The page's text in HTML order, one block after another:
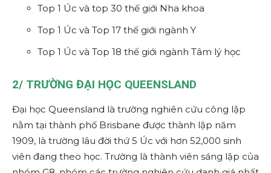
Top 1 Úc và top 30 thế giới Nha khoa
Top 1 Úc và Top 17 thế giới ngành Y
Top 1 Úc và Top 18 thế giới ngành Tâm lý học
2/ TRƯỜNG ĐẠI HỌC QUEENSLAND
Đại học Queensland là trường nghiên cứu công lập
nằm tại thành phố Brisbane được thành lập năm
1909, là trường lâu đời thứ 5 Úc với hơn 52,000 sinh
viên đang theo học. Trường là thành viên sáng lập của